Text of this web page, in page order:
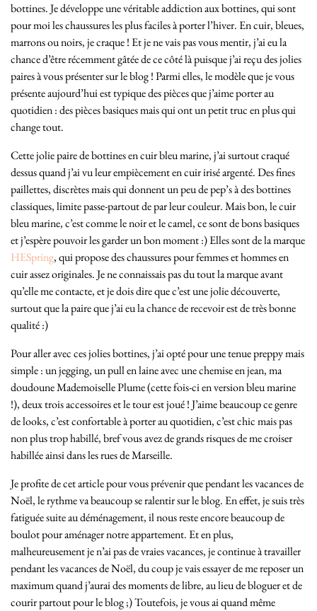
bottines. Je développe une véritable addiction aux bottines, qui sont
pour moi les chaussures les plus faciles à porter l’hiver. En cuir, bleues,
marrons ou noirs, je craque ! Et je ne vais pas vous mentir, j’ai eu la
chance d’être récemment gâtée de ce côté là puisque j’ai reçu des jolies
paires à vous présenter sur le blog ! Parmi elles, le modèle que je vous
présente aujourd’hui est typique des pièces que j’aime porter au
quotidien : des pièces basiques mais qui ont un petit truc en plus qui
change tout.
Cette jolie paire de bottines en cuir bleu marine, j’ai surtout craqué
dessus quand j’ai vu leur empiècement en cuir irisé argenté. Des fines
paillettes, discrètes mais qui donnent un peu de pep’s à des bottines
classiques, limite passe-partout de par leur couleur. Mais bon, le cuir
bleu marine, c’est comme le noir et le camel, ce sont de bons basiques
et j’espère pouvoir les garder un bon moment :) Elles sont de la marque
HESpring, qui propose des chaussures pour femmes et hommes en
cuir assez originales. Je ne connaissais pas du tout la marque avant
qu’elle me contacte, et je dois dire que c’est une jolie découverte,
surtout que la paire que j’ai eu la chance de recevoir est de très bonne
qualité :)
Pour aller avec ces jolies bottines, j’ai opté pour une tenue preppy mais
simple : un jegging, un pull en laine avec une chemise en jean, ma
doudoune Mademoiselle Plume (cette fois-ci en version bleu marine
!), deux trois accessoires et le tour est joué ! J’aime beaucoup ce genre
de looks, c’est confortable à porter au quotidien, c’est chic mais pas
non plus trop habillé, bref vous avez de grands risques de me croiser
habillée ainsi dans les rues de Marseille.
Je profite de cet article pour vous prévenir que pendant les vacances de
Noël, le rythme va beaucoup se ralentir sur le blog. En effet, je suis très
fatiguée suite au déménagement, il nous reste encore beaucoup de
boulot pour aménager notre appartement. Et en plus,
malheureusement je n’ai pas de vraies vacances, je continue à travailler
pendant les vacances de Noël, du coup je vais essayer de me reposer un
maximum quand j’aurai des moments de libre, au lieu de bloguer et de
courir partout pour le blog ;) Toutefois, je vous ai quand même